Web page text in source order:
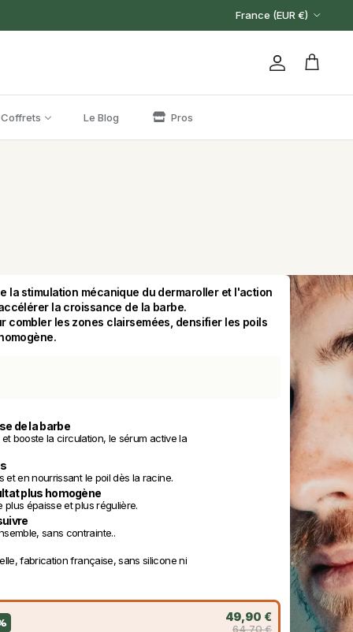
France (EUR €)
Compte
Panier
Le Blog Pros
la stimulation mécanique du dermaroller et l'action
la croissance de la barbe.
combler les zones clairsemées, densifier les poils
de la barbe
booste la circulation, le sérum active la
et en nourrissant le poil dès la racine.
plus homogène
épaisse et plus régulière.
sans contrainte..
fabrication française, sans silicone ni
49,90 €
64,70 €